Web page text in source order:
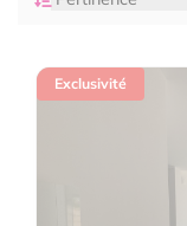
Exclusivité